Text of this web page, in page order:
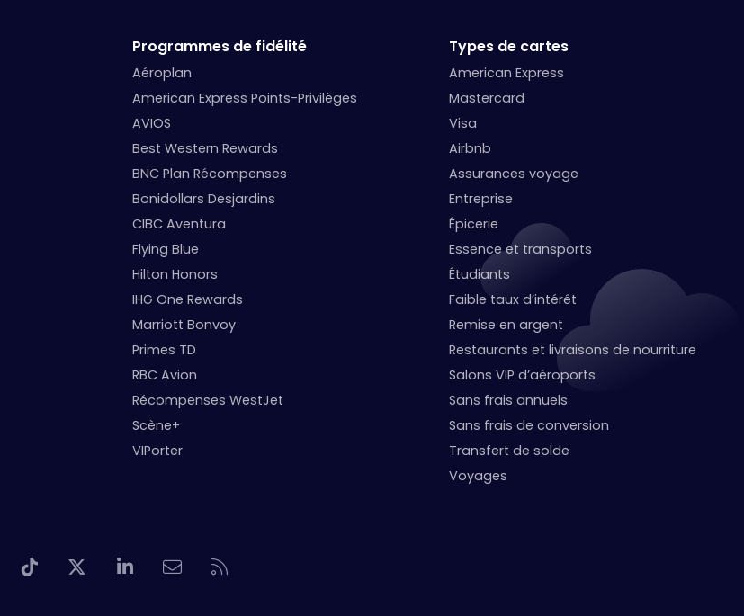
Programmes de fidélité
Aéroplan
American Express Points-Privilèges
AVIOS
Best Western Rewards
BNC Plan Récompenses
Bonidollars Desjardins
CIBC Aventura
Flying Blue
Hilton Honors
IHG One Rewards
Marriott Bonvoy
Primes TD
RBC Avion
Récompenses WestJet
Scène+
VIPorter
Types de cartes
American Express
Mastercard
Visa
Airbnb
Assurances voyage
Entreprise
Épicerie
Essence et transports
Étudiants
Faible taux d’intérêt
Remise en argent
Restaurants et livraisons de nourriture
Salons VIP d’aéroports
Sans frais annuels
Sans frais de conversion
Transfert de solde
Voyages